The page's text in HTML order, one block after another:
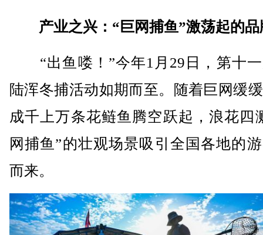
产业之兴：“巨网捕鱼”激荡起的品
“出鱼喽！”今年1月29日，第十一
陆浑冬捕活动如期而至。随着巨网缓
成千上万条花鲢鱼腾空跃起，浪花四
网捕鱼”的壮观场景吸引全国各地的
而来。